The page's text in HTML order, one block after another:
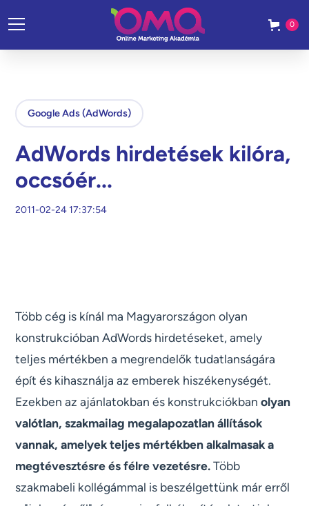
0
Google Ads (AdWords)
AdWords hirdetések kilóra,
occsóér...
2011-02-24 17:37:54
Több cég is kínál ma Magyarországon olyan
konstrukcióban AdWords hirdetéseket, amely
teljes mértékben a megrendelők tudatlanságára
épít és kihasználja az emberek hiszékenységét.
Ezekben az ajánlatokban és konstrukciókban olyan
valótlan, szakmailag megalapozatlan állítások
vannak, amelyek teljes mértékben alkalmasak a
megtévesztésre és félre vezetésre.Több
szakmabeli kollégámmal is beszélgettünk már erről